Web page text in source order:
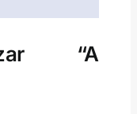
“A